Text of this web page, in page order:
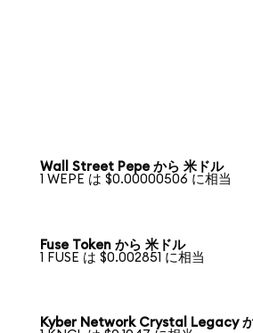
Wall Street Pepe から 米ドル
1 WEPE は $0.00000506 に相当
Fuse Token から 米ドル
1 FUSE は $0.002851 に相当
Kyber Network Crystal Legacy